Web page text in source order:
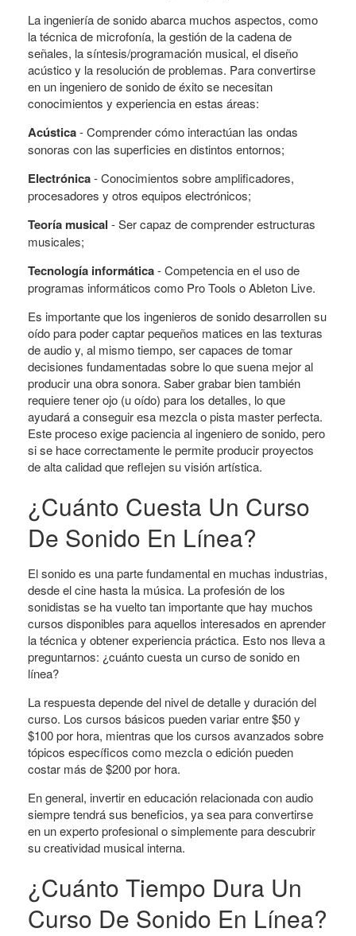
La ingeniería de sonido abarca muchos aspectos, como
la técnica de microfonía, la gestión de la cadena de
señales, la síntesis/programación musical, el diseño
acústico y la resolución de problemas. Para convertirse
en un ingeniero de sonido de éxito se necesitan
conocimientos y experiencia en estas áreas:
Acústica- Comprender cómo interactúan las ondas
sonoras con las superficies en distintos entornos;
Electrónica- Conocimientos sobre amplificadores,
procesadores y otros equipos electrónicos;
Teoría musical - Ser capaz de comprender estructuras
musicales;
Tecnología informática- Competencia en el uso de
programas informáticos como Pro Tools o Ableton Live.
Es importante que los ingenieros de sonido desarrollen su
oído para poder captar pequeños matices en las texturas
de audio y, al mismo tiempo, ser capaces de tomar
decisiones fundamentadas sobre lo que suena mejor al
producir una obra sonora. Saber grabar bien también
requiere tener ojo (u oído) para los detalles, lo que
ayudará a conseguir esa mezcla o pista master perfecta.
Este proceso exige paciencia al ingeniero de sonido, pero
si se hace correctamente le permite producir proyectos
de alta calidad que reflejen su visión artística.
¿Cuánto Cuesta Un Curso
De Sonido En Línea?
El sonido es una parte fundamental en muchas industrias,
desde el cine hasta la música. La profesión de los
sonidistas se ha vuelto tan importante que hay muchos
cursos disponibles para aquellos interesados ​​en aprender
la técnica y obtener experiencia práctica. Esto nos lleva a
preguntarnos: ¿cuánto cuesta un curso de sonido en
línea?
La respuesta depende del nivel de detalle y duración del
curso. Los cursos básicos pueden variar entre $50 y
$100 por hora, mientras que los cursos avanzados sobre
tópicos específicos como mezcla o edición pueden
costar más de $200 por hora.
En general, invertir en educación relacionada con audio
siempre tendrá sus beneficios, ya sea para convertirse
en un experto profesional o simplemente para descubrir
su creatividad musical interna.
¿Cuánto Tiempo Dura Un
Curso De Sonido En Línea?